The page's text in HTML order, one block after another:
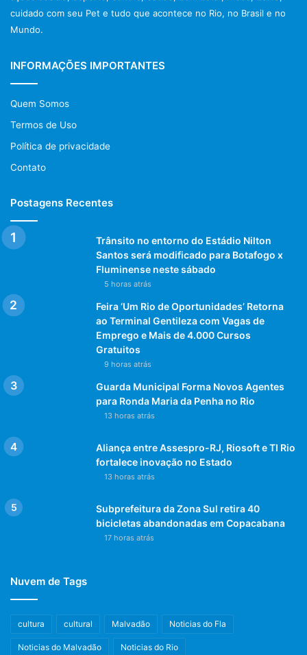
cuidado com seu Pet e tudo que acontece no Rio, no Brasil e no
Mundo.
INFORMAÇÕES IMPORTANTES
Quem Somos
Termos de Uso
Política de privacidade
Contato
Postagens Recentes
Trânsito no entorno do Estádio Nilton
Santos será modificado para Botafogo x
Fluminense neste sábado
5 horas atrás
Feira ‘Um Rio de Oportunidades’ Retorna
ao Terminal Gentileza com Vagas de
Emprego e Mais de 4.000 Cursos
Gratuitos
9 horas atrás
Guarda Municipal Forma Novos Agentes
para Ronda Maria da Penha no Rio
13 horas atrás
Aliança entre Assespro-RJ, Riosoft e TI Rio
fortalece inovação no Estado
13 horas atrás
Subprefeitura da Zona Sul retira 40
bicicletas abandonadas em Copacabana
17 horas atrás
Nuvem de Tags
cultura cultural Malvadão Noticias do Fla
Noticias do Malvadão Noticias do Rio